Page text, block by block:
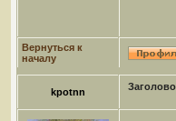
Вернуться к
началу
kpotnn